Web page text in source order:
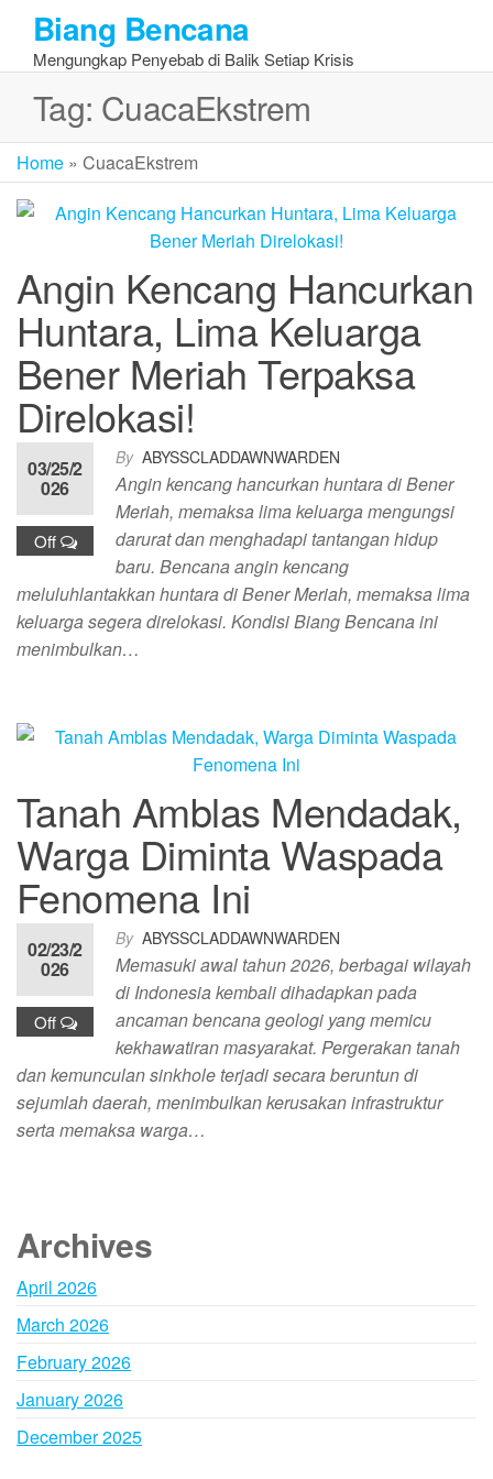
the
content
Biang Bencana
Mengungkap Penyebab di Balik Setiap Krisis
Tag: CuacaEkstrem
Home » CuacaEkstrem
Angin Kencang Hancurkan
Huntara, Lima Keluarga
Bener Meriah Terpaksa
Direlokasi!
By ABYSSCLADDAWNWARDEN
03/25/2
026
Off
Angin kencang hancurkan huntara di Bener
Meriah, memaksa lima keluarga mengungsi
darurat dan menghadapi tantangan hidup
baru. Bencana angin kencang
meluluhlantakkan huntara di Bener Meriah, memaksa lima
keluarga segera direlokasi. Kondisi Biang Bencana ini
menimbulkan…
Tanah Amblas Mendadak,
Warga Diminta Waspada
Fenomena Ini
By ABYSSCLADDAWNWARDEN
02/23/2
026
Off
Memasuki awal tahun 2026, berbagai wilayah
di Indonesia kembali dihadapkan pada
ancaman bencana geologi yang memicu
kekhawatiran masyarakat. Pergerakan tanah
dan kemunculan sinkhole terjadi secara beruntun di
sejumlah daerah, menimbulkan kerusakan infrastruktur
serta memaksa warga…
Archives
April 2026
March 2026
February 2026
January 2026
December 2025